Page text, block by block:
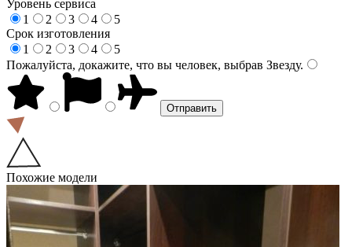
Уровень сервиса
1
2 3 4
5
Срок изготовления
1
2 3 4
5
Пожалуйста, докажите, что вы человек, выбрав Звезду.
Похожие модели